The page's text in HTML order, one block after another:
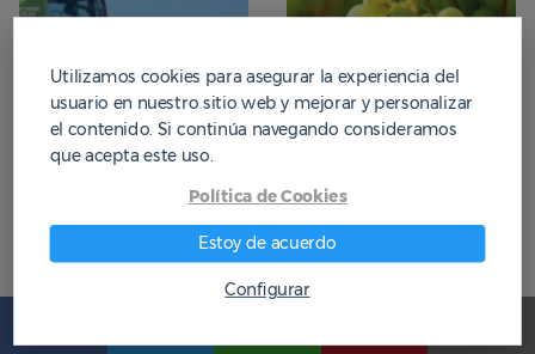
Arranque de
Cultivo de la Vid
Deja una respuesta
Utilizamos cookies para asegurar la experiencia del
usuario en nuestro sitio web y mejorar y personalizar
el contenido. Si continúa navegando consideramos
que acepta este uso.
Política de Cookies
Estoy de acuerdo
Configurar